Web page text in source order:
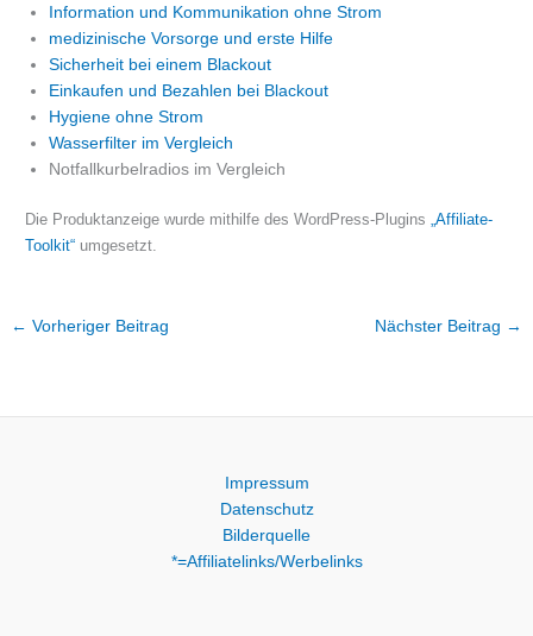
Information und Kommunikation ohne Strom
medizinische Vorsorge und erste Hilfe
Sicherheit bei einem Blackout
Einkaufen und Bezahlen bei Blackout
Hygiene ohne Strom
Wasserfilter im Vergleich
Notfallkurbelradios im Vergleich
Die Produktanzeige wurde mithilfe des WordPress-Plugins„Affiliate-
Toolkit“ umgesetzt.
← Vorheriger Beitrag Nächster Beitrag →
Impressum
Datenschutz
Bilderquelle
*=Affiliatelinks/Werbelinks